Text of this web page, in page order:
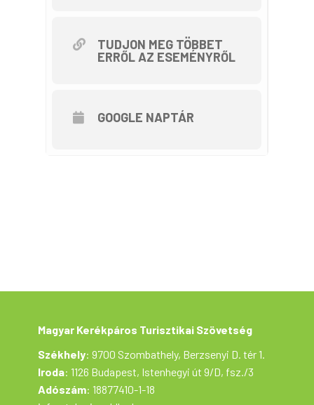
14: Indulás.
kompon egyszerre kb.7 kerékpár fér el),
uzsonna.
TUDJON MEG TÖBBET
ERRŐL AZ ESEMÉNYRŐL
GOOGLE NAPTÁR
Magyar Kerékpáros Turisztikai Szövetség
Székhely: 9700 Szombathely, Berzsenyi D. tér 1.
Iroda: 1126 Budapest, Istenhegyi út 9/D, fsz./3
Adószám: 18877410-1-18